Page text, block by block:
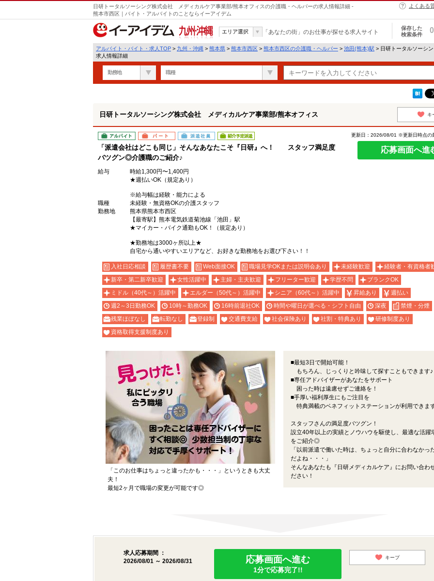
日研トータルソーシング株式会社 メディカルケア事業部/熊本オフィスの介護職・ヘルパーの求人情報詳細 -
熊本市西区｜バイト・アルバイトのことならイーアイデム
よくある
九州・沖縄
エリア選択 「あなたの街」のお仕事が探せる求人サイト
保存した
検索条件
0
アルバイト・バイト・求人TOP > 九州・沖縄 > 熊本県 > 熊本市西区 > 熊本市西区の介護職・ヘルパー > 池田(熊本)駅 > 日研トータルソーシ
求人情報詳細
勤務地 職種
遣
日研トータルソーシング株式会社 メディカルケア事業部/熊本オフィス キ
アルバイト パート 派遣社員 紹介予定派遣
「派遣会社はどこも同じ」そんなあなたこそ『日研』へ！ スタッフ満足度
バツグン◎介護職のご紹介♪
更新日：2026/08/01 ※更新日時点の
応募画面へ進
給与
時給1,300円〜1,400円
★週払いOK（規定あり）
※給与幅は経験・能力による
職種
未経験・無資格OKの介護スタッフ
勤務地
熊本県熊本市西区
【最寄駅】熊本電気鉄道菊池線「池田」駅
★マイカー・バイク通勤もOK！（規定あり）
★勤務地は3000ヶ所以上★
自宅から通いやすいエリアなど、お好きな勤務地をお選び下さい！！
入社日応相談 履歴書不要 Web面接OK 職場見学OKまたは説明会あり 未経験歓迎
経験者・有資格者
新卒・第二新卒歓迎
女性活躍中 主婦・主夫歓迎 フリーター歓迎 学歴不問
ブランクOK
ミドル（40代～）活躍中
エルダー（50代～）活躍中 シニア（60代～）活躍中 昇給あり
週払い
週2～3日勤務OK
10時～勤務OK 16時前退社OK 時間や曜日が選べる・シフト自由 深夜
禁煙・分煙
残業ほぼなし
転勤なし 登録制 交通費支給 社会保険あり 社割・特典あり
研修制度あり
資格取得支援制度あり
「このお仕事はちょっと違ったかも・・・」というときも大丈
夫！
最短2ヶ月で職場の変更が可能です◎
■最短3日で開始可能！
もちろん、じっくりと吟味して探すこともできます♪
■専任アドバイザーがあなたをサポート
困った時は遠慮せずご連絡を！
■手厚い福利厚生にもご注目を
特典満載のベネフィットステーションが利用できま
スタッフさんの満足度バツグン！
設立40年以上の実績とノウハウを駆使し、最適な活躍
をご紹介◎
「以前派遣で働いた時は、ちょっと自分に合わなかっ
だよね・・・」
そんなあなたも『日研メディカルケア』にお問い合わ
ださい！
求人応募期間 ：
2026/08/01 ～ 2026/08/31
応募画面へ進む
1分で応募完了!!
キープ